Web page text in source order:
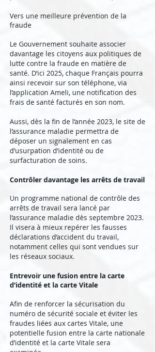
Vers une meilleure prévention de la
fraude
Le Gouvernement souhaite associer
davantage les citoyens aux politiques de
lutte contre la fraude en matière de
santé. D’ici 2025, chaque Français pourra
ainsi recevoir sur son téléphone, via
l’application Ameli, une notification des
frais de santé facturés en son nom.
Aussi, dès la fin de l’année 2023, le site de
l’assurance maladie permettra de
déposer un signalement en cas
d’usurpation d’identité ou de
surfacturation de soins.
Contrôler davantage les arrêts de travail
Un programme national de contrôle des
arrêts de travail sera lancé par
l’assurance maladie dès septembre 2023.
Il visera à mieux repérer les fausses
déclarations d’accident du travail,
notamment celles qui sont vendues sur
les réseaux sociaux.
Entrevoir une fusion entre la carte
d’identité et la carte Vitale
Afin de renforcer la sécurisation du
numéro de sécurité sociale et éviter les
fraudes liées aux cartes Vitale, une
potentielle fusion entre la carte nationale
d’identité et la carte Vitale sera